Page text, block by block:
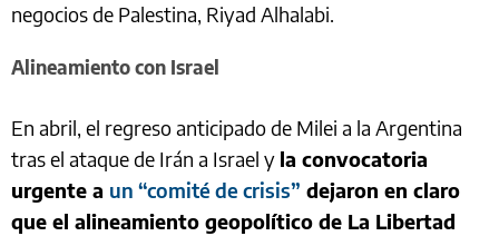
negocios de Palestina, Riyad Alhalabi.
Alineamiento con Israel
En abril, el regreso anticipado de Milei a la Argentina
tras el ataque de Irán a Israel y la convocatoria
urgente a un “comité de crisis” dejaron en claro
que el alineamiento geopolítico de La Libertad